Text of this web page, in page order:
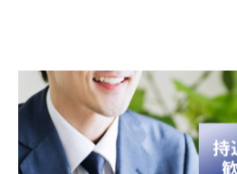
< 前のページ 一覧に戻る